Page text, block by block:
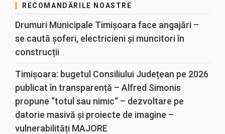
RECOMANDĂRILE NOASTRE
Drumuri Municipale Timișoara face angajări –
se caută șoferi, electricieni și muncitori în
construcții
Timișoara: bugetul Consiliului Județean pe 2026
publicat în transparență – Alfred Simonis
propune “totul sau nimic“ – dezvoltare pe
datorie masivă și proiecte de imagine –
vulnerabilități MAJORE